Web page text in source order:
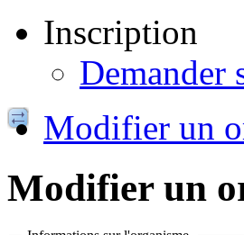
Inscription
Demander
Modifier un
Modifier un